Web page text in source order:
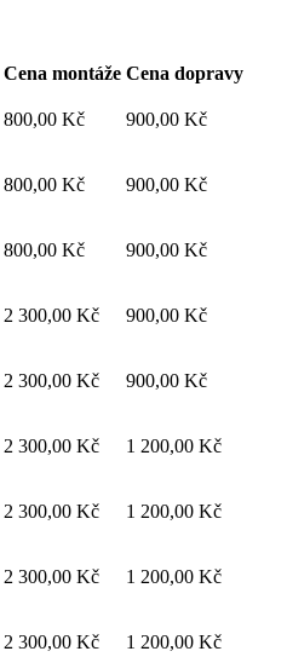
Cena montáže Cena dopravy
800,00 Kč 900,00 Kč
800,00 Kč 900,00 Kč
800,00 Kč 900,00 Kč
2 300,00 Kč 900,00 Kč
2 300,00 Kč 900,00 Kč
2 300,00 Kč 1 200,00 Kč
2 300,00 Kč 1 200,00 Kč
2 300,00 Kč 1 200,00 Kč
2 300,00 Kč 1 200,00 Kč